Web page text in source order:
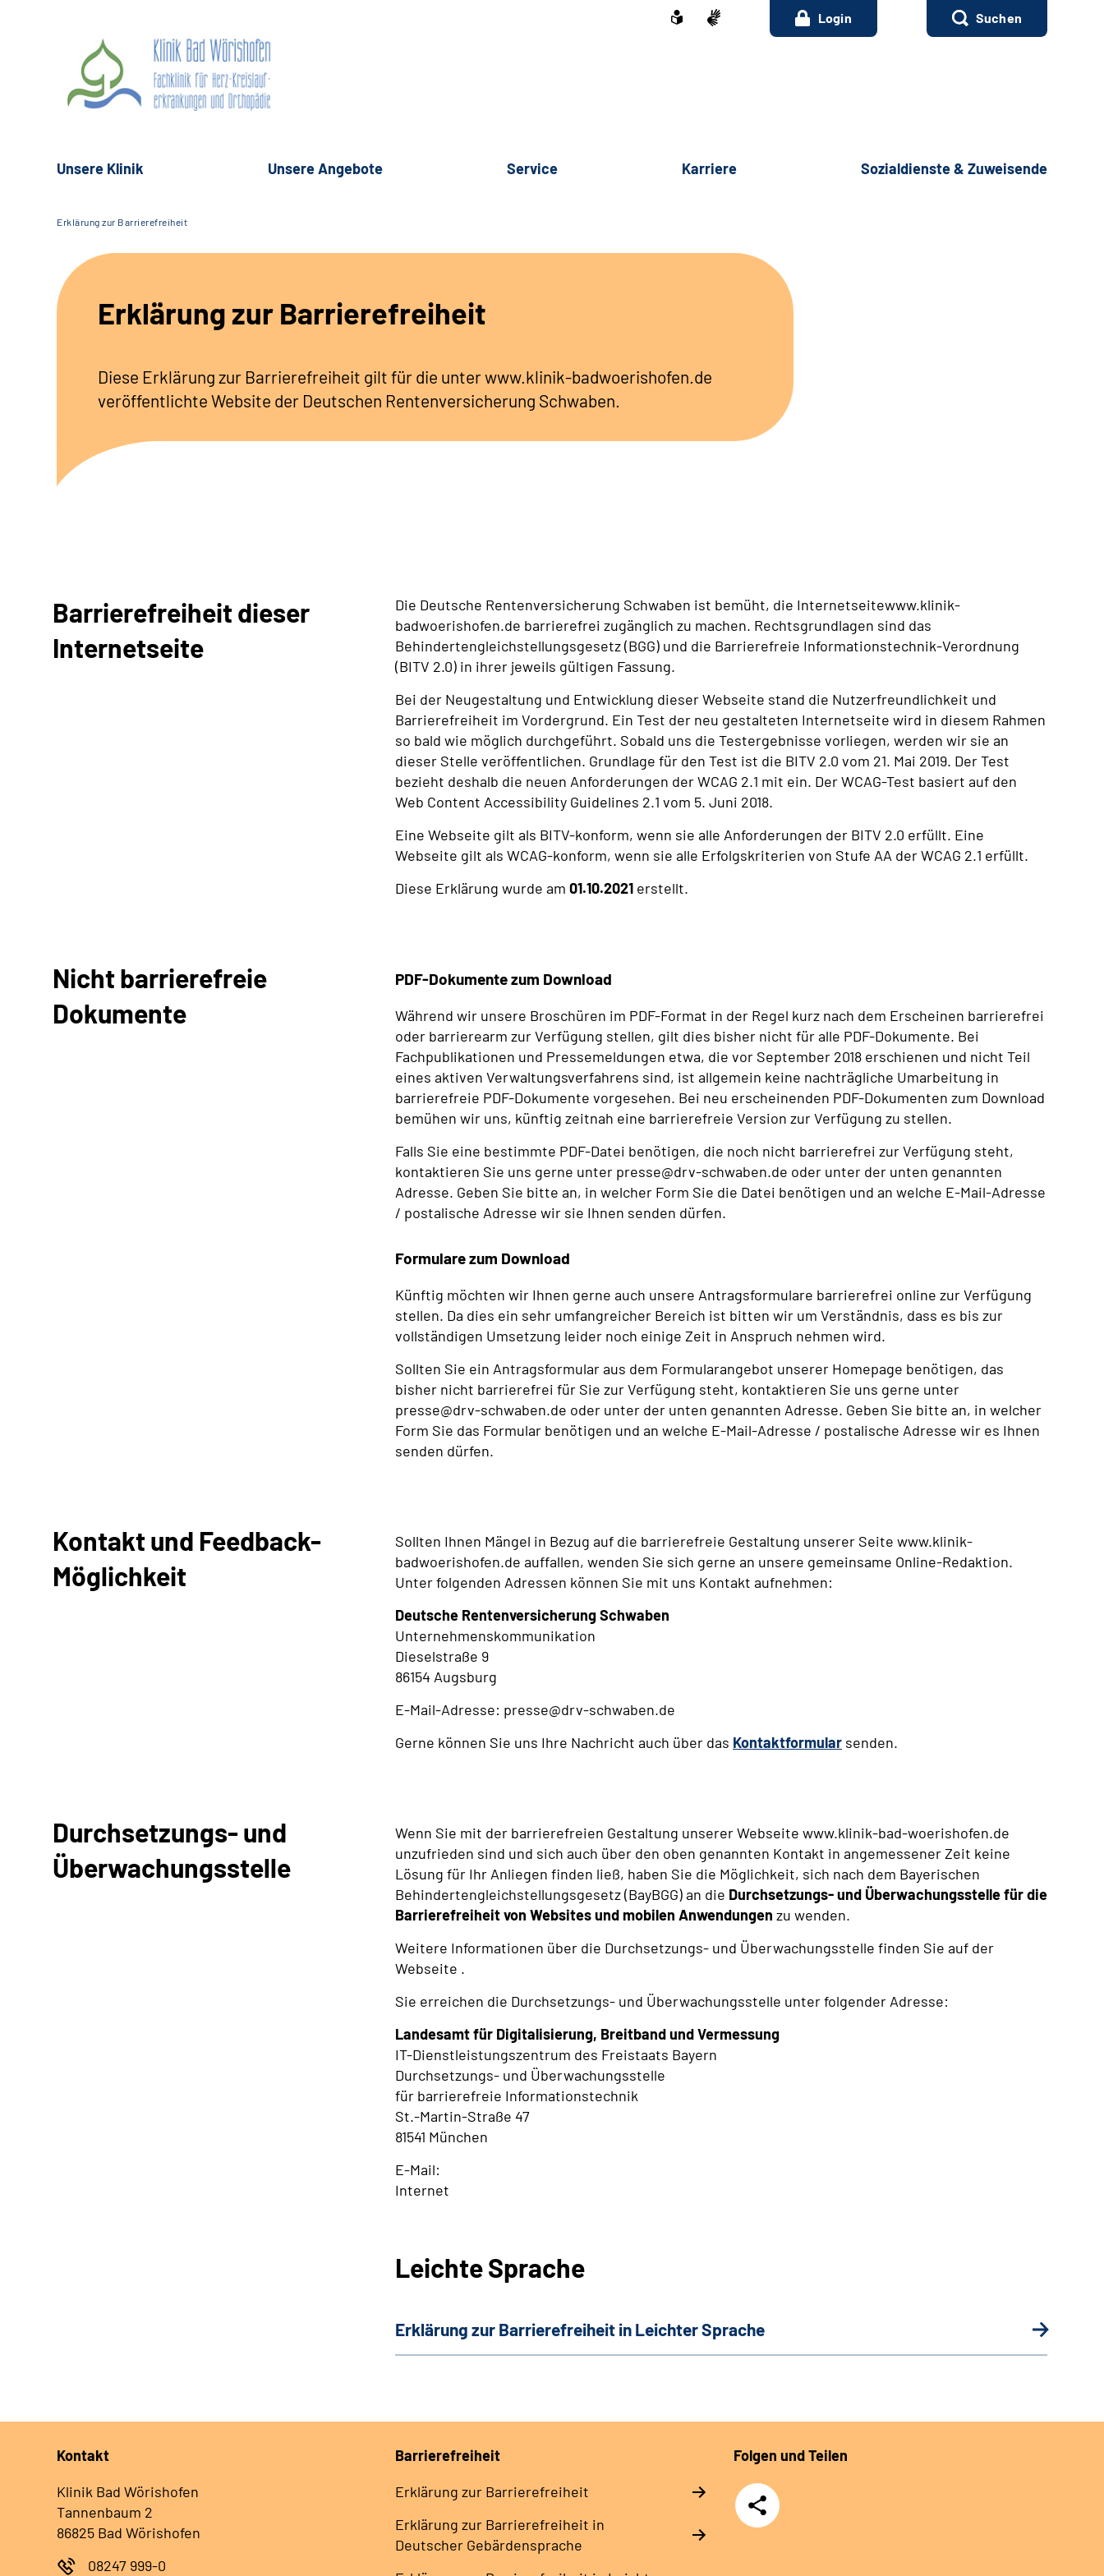
Login Suchen
Unsere Klinik Unsere Angebote Service Karriere Sozialdienste & Zuweisende
Erklärung zur Barrierefreiheit
Erklärung zur Barrierefreiheit
Diese Erklärung zur Barrierefreiheit gilt für die unter www.klinik-badwoerishofen.de
veröffentlichte Website der Deutschen Rentenversicherung Schwaben.
Barrierefreiheit dieser
Internetseite
Die Deutsche Rentenversicherung Schwaben ist bemüht, die Internetseitewww.klinik-
badwoerishofen.de barrierefrei zugänglich zu machen. Rechtsgrundlagen sind das
Behindertengleichstellungsgesetz (BGG) und die Barrierefreie Informationstechnik-Verordnung
(BITV 2.0) in ihrer jeweils gültigen Fassung.
Bei der Neugestaltung und Entwicklung dieser Webseite stand die Nutzerfreundlichkeit und
Barrierefreiheit im Vordergrund. Ein Test der neu gestalteten Internetseite wird in diesem Rahmen
so bald wie möglich durchgeführt. Sobald uns die Testergebnisse vorliegen, werden wir sie an
dieser Stelle veröffentlichen. Grundlage für den Test ist die BITV 2.0 vom 21. Mai 2019. Der Test
bezieht deshalb die neuen Anforderungen der WCAG 2.1 mit ein. Der WCAG-Test basiert auf den
Web Content Accessibility Guidelines 2.1 vom 5. Juni 2018.
Eine Webseite gilt als BITV-konform, wenn sie alle Anforderungen der BITV 2.0 erfüllt. Eine
Webseite gilt als WCAG-konform, wenn sie alle Erfolgskriterien von Stufe AA der WCAG 2.1 erfüllt.
Diese Erklärung wurde am 01.10.2021 erstellt.
Nicht barrierefreie
Dokumente
PDF-Dokumente zum Download
Während wir unsere Broschüren im PDF-Format in der Regel kurz nach dem Erscheinen barrierefrei
oder barrierearm zur Verfügung stellen, gilt dies bisher nicht für alle PDF-Dokumente. Bei
Fachpublikationen und Pressemeldungen etwa, die vor September 2018 erschienen und nicht Teil
eines aktiven Verwaltungsverfahrens sind, ist allgemein keine nachträgliche Umarbeitung in
barrierefreie PDF-Dokumente vorgesehen. Bei neu erscheinenden PDF-Dokumenten zum Download
bemühen wir uns, künftig zeitnah eine barrierefreie Version zur Verfügung zu stellen.
Falls Sie eine bestimmte PDF-Datei benötigen, die noch nicht barrierefrei zur Verfügung steht,
kontaktieren Sie uns gerne unter presse@drv-schwaben.de oder unter der unten genannten
Adresse. Geben Sie bitte an, in welcher Form Sie die Datei benötigen und an welche E-Mail-Adresse
/ postalische Adresse wir sie Ihnen senden dürfen.
Formulare zum Download
Künftig möchten wir Ihnen gerne auch unsere Antragsformulare barrierefrei online zur Verfügung
stellen. Da dies ein sehr umfangreicher Bereich ist bitten wir um Verständnis, dass es bis zur
vollständigen Umsetzung leider noch einige Zeit in Anspruch nehmen wird.
Sollten Sie ein Antragsformular aus dem Formularangebot unserer Homepage benötigen, das
bisher nicht barrierefrei für Sie zur Verfügung steht, kontaktieren Sie uns gerne unter
presse@drv-schwaben.de oder unter der unten genannten Adresse. Geben Sie bitte an, in welcher
Form Sie das Formular benötigen und an welche E-Mail-Adresse / postalische Adresse wir es Ihnen
senden dürfen.
Kontakt und Feedback-
Möglichkeit
Sollten Ihnen Mängel in Bezug auf die barrierefreie Gestaltung unserer Seite www.klinik-
badwoerishofen.de auffallen, wenden Sie sich gerne an unsere gemeinsame Online-Redaktion.
Unter folgenden Adressen können Sie mit uns Kontakt aufnehmen:
Deutsche Rentenversicherung Schwaben
Unternehmenskommunikation
Dieselstraße 9
86154 Augsburg
E-Mail-Adresse: presse@drv-schwaben.de
Gerne können Sie uns Ihre Nachricht auch über das Kontaktformular senden.
Durchsetzungs- und
Überwachungsstelle
Wenn Sie mit der barrierefreien Gestaltung unserer Webseite www.klinik-bad-woerishofen.de
unzufrieden sind und sich auch über den oben genannten Kontakt in angemessener Zeit keine
Lösung für Ihr Anliegen finden ließ, haben Sie die Möglichkeit, sich nach dem Bayerischen
Behindertengleichstellungsgesetz (BayBGG) an die Durchsetzungs- und Überwachungsstelle für die
Barrierefreiheit von Websites und mobilen Anwendungen zu wenden.
Weitere Informationen über die Durchsetzungs- und Überwachungsstelle finden Sie auf der
Webseite .
Sie erreichen die Durchsetzungs- und Überwachungsstelle unter folgender Adresse:
Landesamt für Digitalisierung, Breitband und Vermessung
IT-Dienstleistungszentrum des Freistaats Bayern
Durchsetzungs- und Überwachungsstelle
für barrierefreie Informationstechnik
St.-Martin-Straße 47
81541 München
E-Mail:
Internet
Leichte Sprache
Erklärung zur Barrierefreiheit in Leichter Sprache
Kontakt
Klinik Bad Wörishofen
Tannenbaum 2
86825 Bad Wörishofen
08247 999-0
Barrierefreiheit
Erklärung zur Barrierefreiheit
Erklärung zur Barrierefreiheit in
Deutscher Gebärdensprache
Folgen und Teilen
Teilen